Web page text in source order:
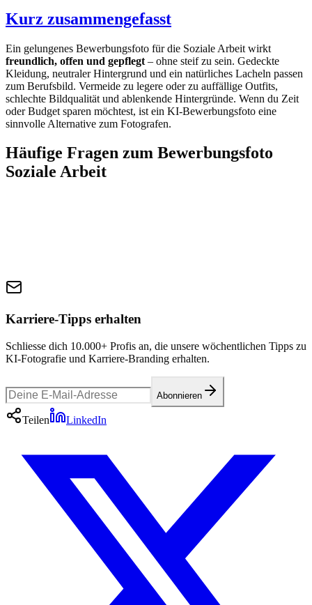
Kurz zusammengefasst
Ein gelungenes Bewerbungsfoto für die Soziale Arbeit wirkt
freundlich, offen und gepflegt – ohne steif zu sein. Gedeckte
Kleidung, neutraler Hintergrund und ein natürliches Lacheln passen
zum Berufsbild. Vermeide zu legere oder zu auffällige Outfits,
schlechte Bildqualität und ablenkende Hintergründe. Wenn du Zeit
oder Budget sparen möchtest, ist ein KI-Bewerbungsfoto eine
sinnvolle Alternative zum Fotografen.
Häufige Fragen zum Bewerbungsfoto
Soziale Arbeit
Karriere-Tipps erhalten
Schliesse dich 10.000+ Profis an, die unsere wöchentlichen Tipps zu
KI-Fotografie und Karriere-Branding erhalten.
Abonnieren
Teilen LinkedIn